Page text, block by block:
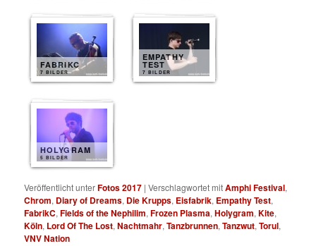
FABRIKC
7 BILDER
EMPATHY
TEST
7 BILDER
HOLYGRAM
5 BILDER
Veröffentlicht unterFotos 2017 |Verschlagwortet mitAmphi Festival,
Chrom, Diary of Dreams, Die Krupps, Eisfabrik, Empathy Test,
FabrikC,Fields of the Nephilim,Frozen Plasma,Holygram,Kite,
Köln, Lord Of The Lost,Nachtmahr,Tanzbrunnen,Tanzwut,Torul,
VNV Nation